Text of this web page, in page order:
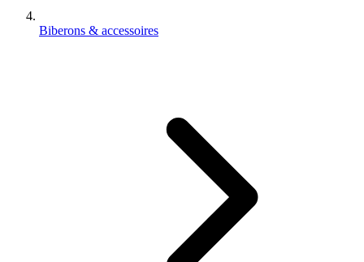
Biberons & accessoires